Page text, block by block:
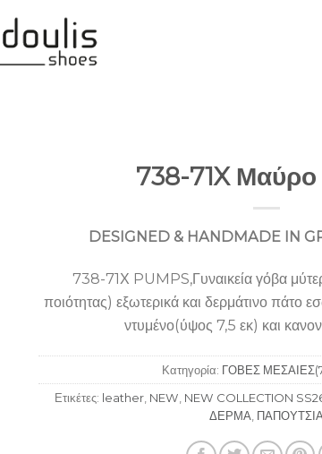
738-71X
DESIGNED & HANDMADE IN
738-71Χ PUMPS,Γυναικεία γόβα
ποιότητας) εξωτερικά και δερμάτινο πάτο
ντυμένο(ύψος 7,5 εκ) και
Κατηγορία: ΓΟΒΕΣ
Ετικέτες: leather, NEW NEW COLLECTION
ΔΕΡΜΑ ΠΑΠΟΥΤΣΙΑ